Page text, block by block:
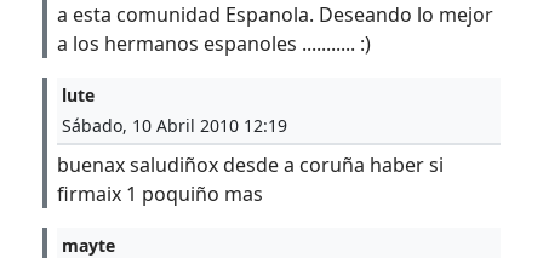
a esta comunidad Espanola. Deseando lo mejor
a los hermanos espanoles ........... :)
lute
Sábado, 10 Abril 2010 12:19
buenax saludiñox desde a coruña haber si
firmaix 1 poquiño mas
mayte